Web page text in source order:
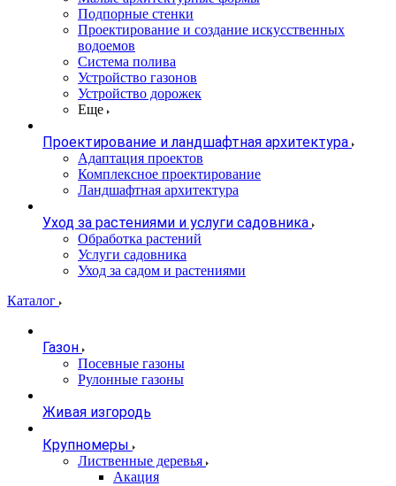
Подпорные стенки
Проектирование и создание искусственных
водоемов
Система полива
Устройство газонов
Устройство дорожек
Еще
Проектирование и ландшафтная архитектура
Адаптация проектов
Комплексное проектирование
Ландшафтная архитектура
Уход за растениями и услуги садовника
Обработка растений
Услуги садовника
Уход за садом и растениями
Каталог
Газон
Посевные газоны
Рулонные газоны
Живая изгородь
Крупномеры
Лиственные деревья
Акация